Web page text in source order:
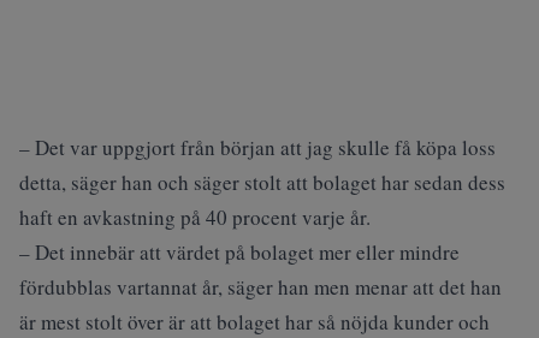
– Det var uppgjort från början att jag skulle få köpa loss
detta, säger han och säger stolt att bolaget har sedan dess
haft en avkastning på 40 procent varje år.
– Det innebär att värdet på bolaget mer eller mindre
fördubblas vartannat år, säger han men menar att det han
är mest stolt över är att bolaget har så nöjda kunder och